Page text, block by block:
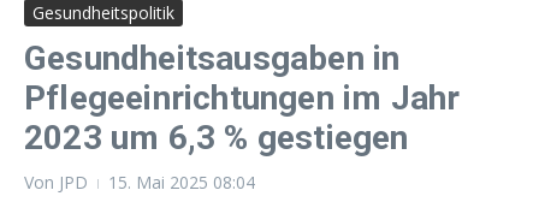
Gesundheitspolitik
Gesundheitsausgaben in
Pflegeeinrichtungen im Jahr
2023 um 6,3 % gestiegen
Von JPD 15. Mai 2025 08:04